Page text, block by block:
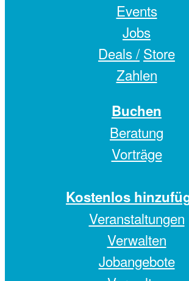
Events
Jobs
Deals / Store
Zahlen
Buchen
Beratung
Vorträge
Kostenlos
Veranstaltungen
Verwalten
Jobangebote